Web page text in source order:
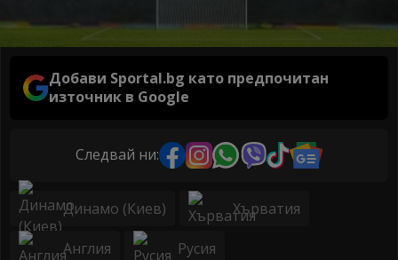
Добави Sportal.bg като предпочитан
източник в Google
Следвай ни:
Динамо (Киев) Хърватия
Англия Русия